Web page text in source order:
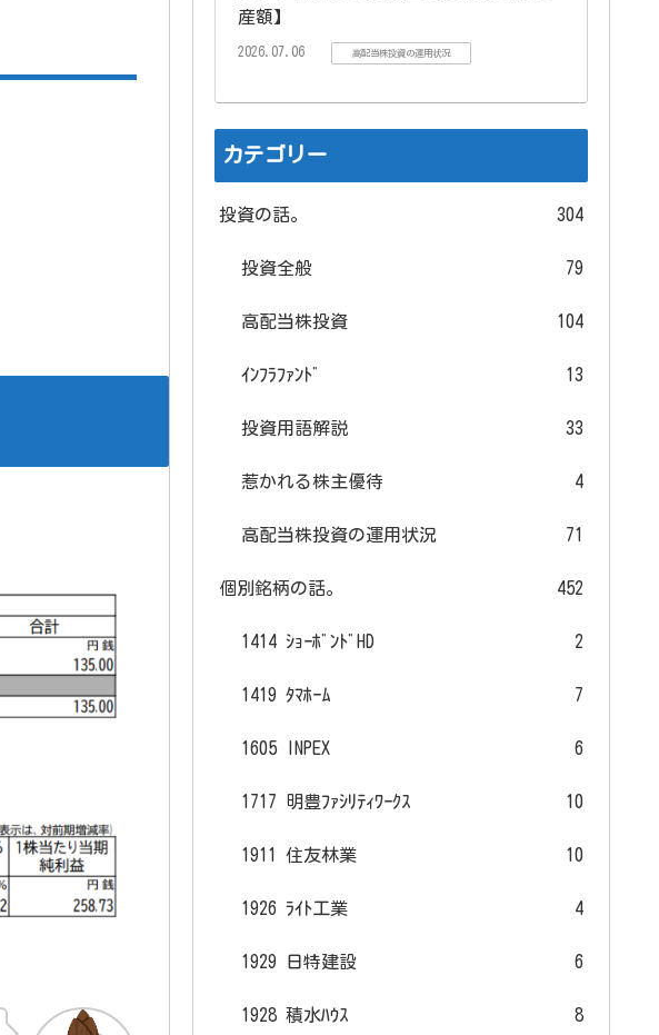
産額】
2026.07.06 高配当株投資の運用状況
カテゴリー
投資の話。 304
投資全般 79
高配当株投資 104
ｲﾝﾌﾗﾌｧﾝﾄﾞ 13
投資用語解説 33
惹かれる株主優待 4
高配当株投資の運用状況 71
個別銘柄の話。 452
1414 ｼｮｰﾎﾞﾝﾄﾞHD 2
1419 ﾀﾏﾎｰﾑ 7
1605 INPEX 6
1717 明豊ﾌｧｼﾘﾃｨﾜｰｸｽ 10
1911 住友林業 10
1926 ﾗｲﾄ工業 4
1929 日特建設 6
1928 積水ﾊｳｽ 8